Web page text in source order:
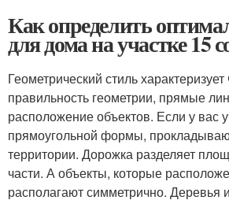
Как определить
для дома на участке 15
Геометрический стиль характеризует
правильность геометрии, прямые
расположение объектов. Если у вас
прямоугольной формы,
территории. Дорожка разделяет
части. А объекты, которые
располагают симметрично. Деревья